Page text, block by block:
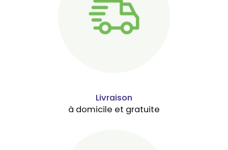
Livraison
à domicile et gratuite